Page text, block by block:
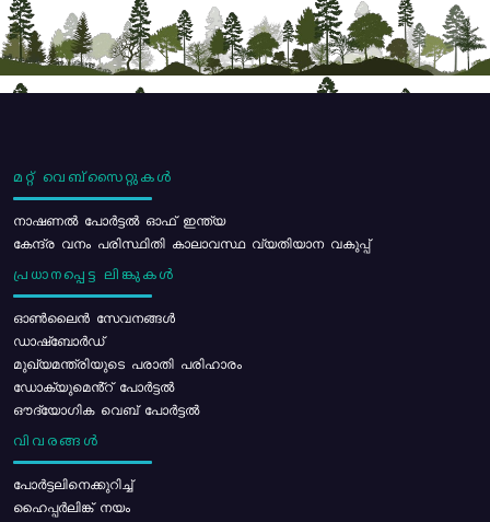
മറ്റ് വെബ്സൈറ്റുകൾ
നാഷണൽ പോർട്ടൽ ഓഫ് ഇന്ത്യ
കേന്ദ്ര വനം പരിസ്ഥിതി കാലാവസ്ഥ വ്യതിയാന വകുപ്പ്
പ്രധാനപ്പെട്ട ലിങ്കുകൾ
ഓൺലൈൻ സേവനങ്ങൾ
ഡാഷ്ബോർഡ്
മുഖ്യമന്ത്രിയുടെ പരാതി പരിഹാരം
ഡോക്യുമെൻ്റ് പോർട്ടൽ
ഔദ്യോഗിക വെബ് പോർട്ടൽ
വിവരങ്ങൾ
പോര്‍ട്ടലിനെക്കുറിച്ച്
ഹൈപ്പർലിങ്ക് നയം